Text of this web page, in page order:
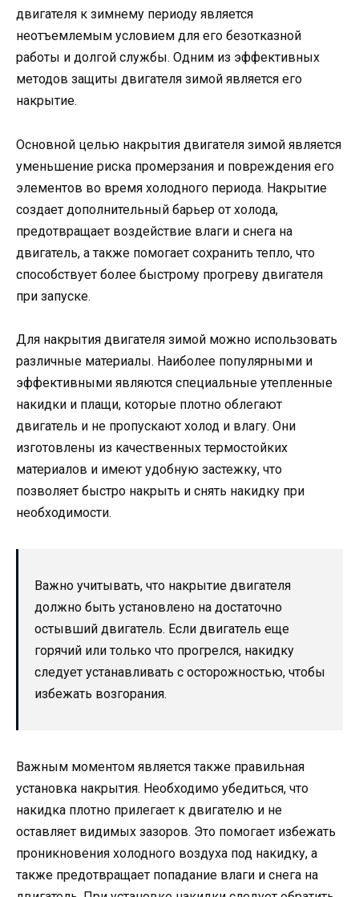
двигателя к зимнему периоду является
неотъемлемым условием для его безотказной
работы и долгой службы. Одним из эффективных
методов защиты двигателя зимой является его
накрытие.
Основной целью накрытия двигателя зимой является
уменьшение риска промерзания и повреждения его
элементов во время холодного периода. Накрытие
создает дополнительный барьер от холода,
предотвращает воздействие влаги и снега на
двигатель, а также помогает сохранить тепло, что
способствует более быстрому прогреву двигателя
при запуске.
Для накрытия двигателя зимой можно использовать
различные материалы. Наиболее популярными и
эффективными являются специальные утепленные
накидки и плащи, которые плотно облегают
двигатель и не пропускают холод и влагу. Они
изготовлены из качественных термостойких
материалов и имеют удобную застежку, что
позволяет быстро накрыть и снять накидку при
необходимости.
Важно учитывать, что накрытие двигателя
должно быть установлено на достаточно
остывший двигатель. Если двигатель еще
горячий или только что прогрелся, накидку
следует устанавливать с осторожностью, чтобы
избежать возгорания.
Важным моментом является также правильная
установка накрытия. Необходимо убедиться, что
накидка плотно прилегает к двигателю и не
оставляет видимых зазоров. Это помогает избежать
проникновения холодного воздуха под накидку, а
также предотвращает попадание влаги и снега на